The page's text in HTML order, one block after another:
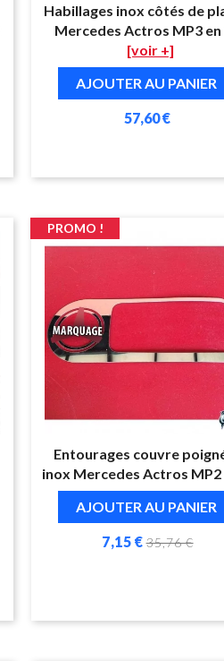
Habillages inox côtés de
Mercedes Actros MP3 en
[voir +]
AJOUTER AU PANIER
57,60 €
Entourages couvre
inox Mercedes Actros MP2
AJOUTER AU PANIER
7,15 € 35,76 €
PROMO !